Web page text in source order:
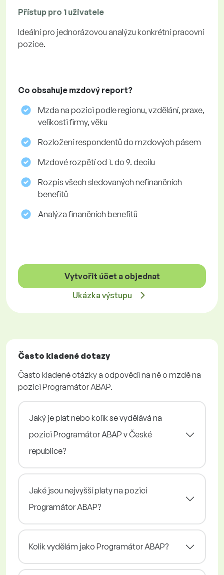
Přístup pro 1 uživatele
Ideální pro jednorázovou analýzu konkrétní pracovní
pozice.
Co obsahuje mzdový report?
Mzda na pozici podle regionu, vzdělání, praxe,
velikosti firmy, věku
Rozložení respondentů do mzdových pásem
Mzdové rozpětí od 1. do 9. decilu
Rozpis všech sledovaných nefinančních
benefitů
Analýza finančních benefitů
Vytvořit účet a objednat
Ukázka výstupu
Často kladené dotazy
Často kladené otázky a odpovědi na ně o mzdě na
pozici Programátor ABAP.
Jaký je plat nebo kolik se vydělává na
pozici Programátor ABAP v České
republice?
Jaké jsou nejvyšší platy na pozici
Programátor ABAP?
Kolik vydělám jako Programátor ABAP?